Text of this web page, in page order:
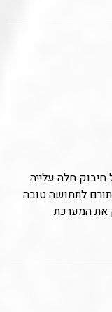
לאחר 20 שניות של חיבוק חלה עלייה
לתחושה טובה
את המערכת